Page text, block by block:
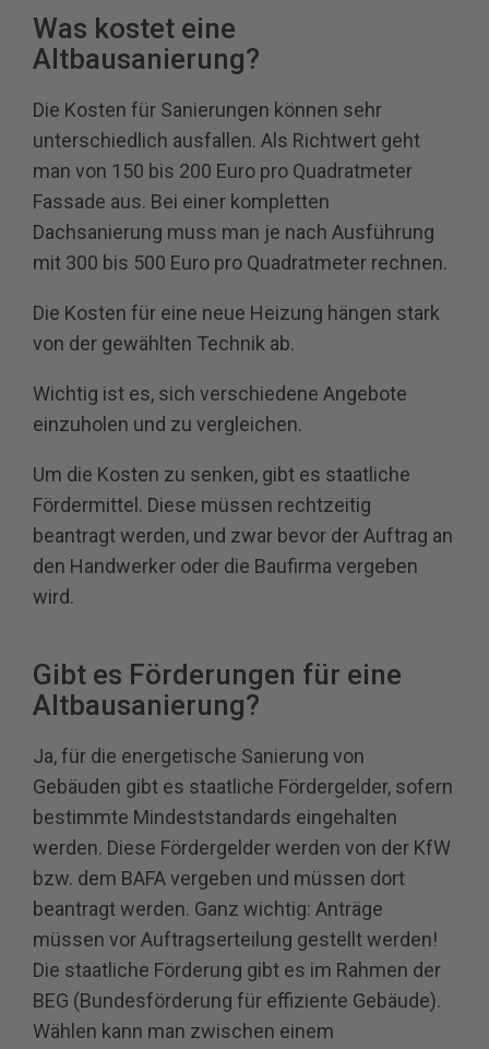
Was kostet eine
Altbausanierung?
Die Kosten für Sanierungen können sehr
unterschiedlich ausfallen. Als Richtwert geht
man von 150 bis 200 Euro pro Quadratmeter
Fassade aus. Bei einer kompletten
Dachsanierung muss man je nach Ausführung
mit 300 bis 500 Euro pro Quadratmeter rechnen.
Die Kosten für eine neue Heizung hängen stark
von der gewählten Technik ab.
Wichtig ist es, sich verschiedene Angebote
einzuholen und zu vergleichen.
Um die Kosten zu senken, gibt es staatliche
Fördermittel. Diese müssen rechtzeitig
beantragt werden, und zwar bevor der Auftrag an
den Handwerker oder die Baufirma vergeben
wird.
Gibt es Förderungen für eine
Altbausanierung?
Ja, für die energetische Sanierung von
Gebäuden gibt es staatliche Fördergelder, sofern
bestimmte Mindeststandards eingehalten
werden. Diese Fördergelder werden von der KfW
bzw. dem BAFA vergeben und müssen dort
beantragt werden. Ganz wichtig: Anträge
müssen vor Auftragserteilung gestellt werden!
Die staatliche Förderung gibt es im Rahmen der
BEG (Bundesförderung für effiziente Gebäude).
Wählen kann man zwischen einem